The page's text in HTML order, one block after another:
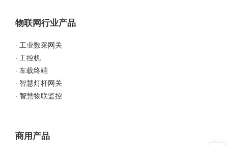
物联网行业产品
· 工业数采网关
· 工控机
· 车载终端
· 智慧灯杆网关
· 智慧物联监控
商用产品